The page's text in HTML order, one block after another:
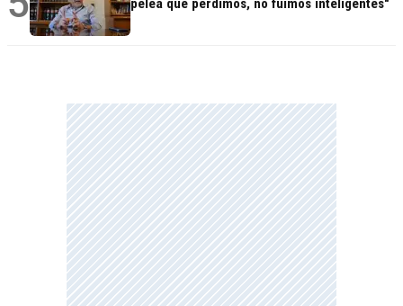
pelea que perdimos, no fuimos inteligentes"